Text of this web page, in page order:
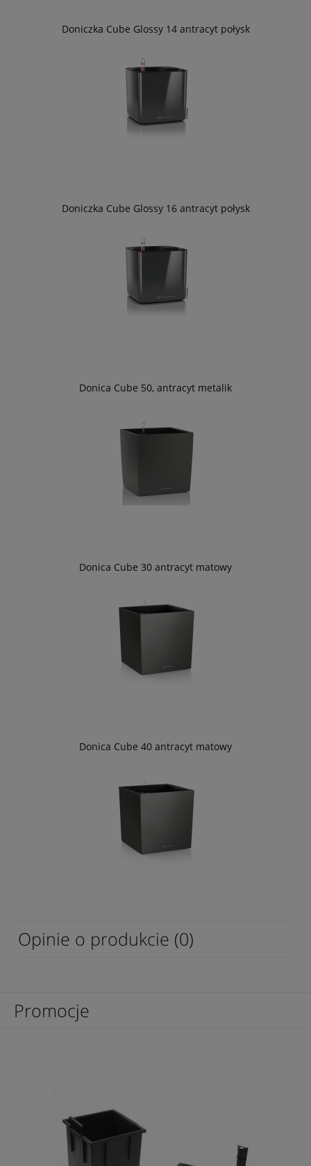
Doniczka Cube Glossy 14 antracyt połysk
Doniczka Cube Glossy 16 antracyt połysk
Donica Cube 50, antracyt metalik
Donica Cube 30 antracyt matowy
Donica Cube 40 antracyt matowy
Opinie o produkcie (0)
Promocje